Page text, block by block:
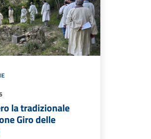
la tradizionale
Giro delle